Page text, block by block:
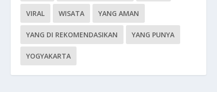
VIRAL WISATA YANG AMAN
YANG DI REKOMENDASIKAN YANG PUNYA
YOGYAKARTA